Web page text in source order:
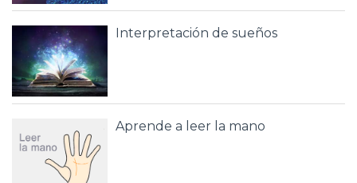
Interpretación de sueños
Aprende a leer la mano